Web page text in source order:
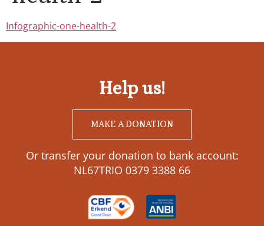
Infographic-one-health-2
Help us!
MAKE A DONATION
Or transfer your donation to bank account:
NL67TRIO 0379 3388 66